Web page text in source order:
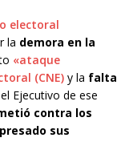
electoral
la demora en la
«ataque
(CNE) y la falta
Ejecutivo de ese
contra los
sus